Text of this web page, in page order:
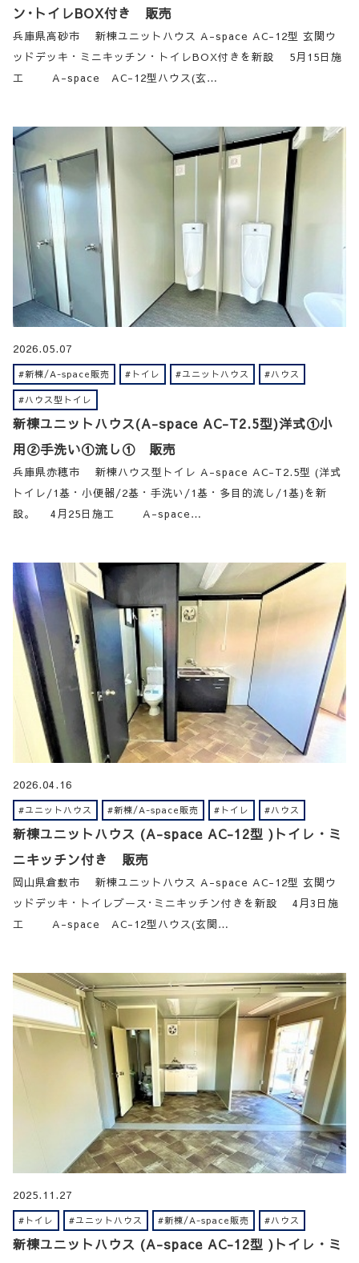
ン･トイレBOX付き 販売
兵庫県高砂市 新棟ユニットハウス A-space AC-12型 玄関ウ
ッドデッキ・ミニキッチン・トイレBOX付きを新設 5月15日施
工 A-space AC-12型ハウス(玄…
2026.05.07
#新棟/A-space販売 #トイレ #ユニットハウス #ハウス
#ハウス型トイレ
新棟ユニットハウス(A-space AC-T2.5型)洋式①小
用②手洗い①流し① 販売
兵庫県赤穂市 新棟ハウス型トイレ A-space AC-T2.5型 (洋式
トイレ/1基・小便器/2基・手洗い/1基・多目的流し/1基)を新
設。 4月25日施工 A-space…
2026.04.16
#ユニットハウス #新棟/A-space販売 #トイレ #ハウス
新棟ユニットハウス (A-space AC-12型 )トイレ・ミ
ニキッチン付き 販売
岡山県倉敷市 新棟ユニットハウス A-space AC-12型 玄関ウ
ッドデッキ・トイレブース･ミニキッチン付きを新設 4月3日施
工 A-space AC-12型ハウス(玄関…
2025.11.27
#トイレ #ユニットハウス #新棟/A-space販売 #ハウス
新棟ユニットハウス (A-space AC-12型 )トイレ・ミ